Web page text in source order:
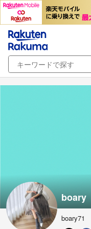
boary
boary71